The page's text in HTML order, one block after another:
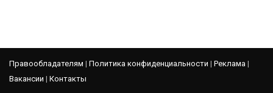
Правообладателям | Политика конфиденциальности | Реклама |
Вакансии | Контакты